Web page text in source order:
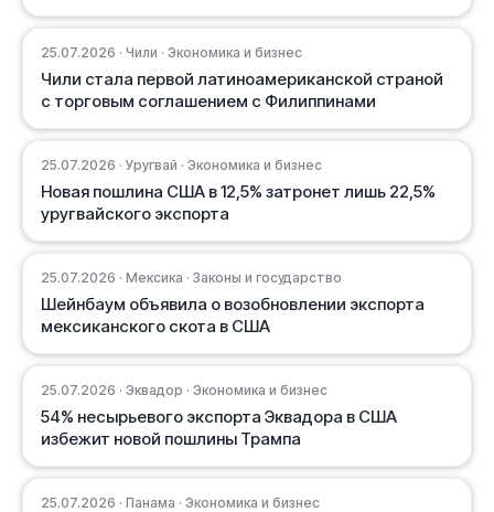
25.07.2026 · Чили · Экономика и бизнес
Чили стала первой латиноамериканской страной
с торговым соглашением с Филиппинами
25.07.2026 · Уругвай · Экономика и бизнес
Новая пошлина США в 12,5% затронет лишь 22,5%
уругвайского экспорта
25.07.2026 · Мексика · Законы и государство
Шейнбаум объявила о возобновлении экспорта
мексиканского скота в США
25.07.2026 · Эквадор · Экономика и бизнес
54% несырьевого экспорта Эквадора в США
избежит новой пошлины Трампа
25.07.2026 · Панама · Экономика и бизнес